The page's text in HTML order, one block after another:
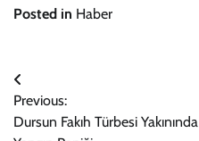
Posted in Haber
Yazı
gezinmesi
Previous:
Dursun Fakıh Türbesi Yakınında